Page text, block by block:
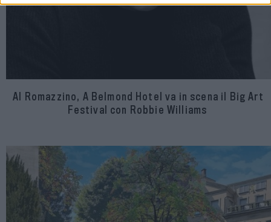
Al Romazzino, A Belmond Hotel va in scena il Big Art
Festival con Robbie Williams